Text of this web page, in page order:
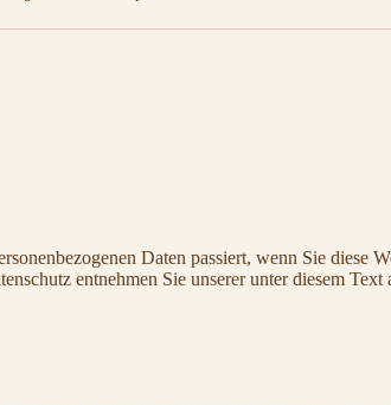
Daten passiert, wenn Sie diese
entnehmen Sie unserer unter diesem